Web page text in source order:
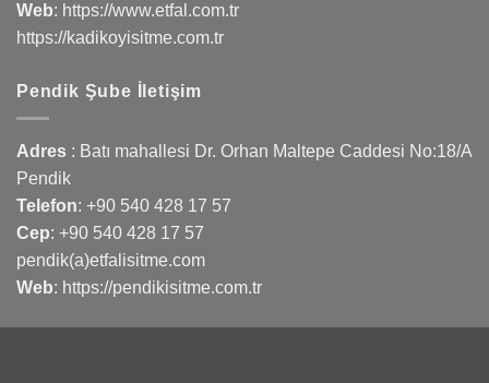
Web: https://www.etfal.com.tr
https://kadikoyisitme.com.tr
Pendik Şube İletişim
Adres : Batı mahallesi Dr. Orhan Maltepe Caddesi No:18/A
Pendik
Telefon: +90 540 428 17 57
Cep: +90 540 428 17 57
pendik(a)etfalisitme.com
Web: https://pendikisitme.com.tr